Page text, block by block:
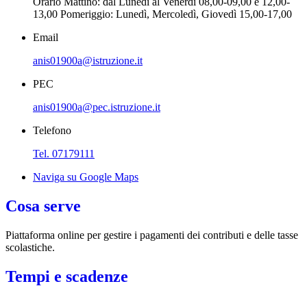
13,00 Pomeriggio: Lunedì, Mercoledì, Giovedì 15,00-17,00
Email
anis01900a@istruzione.it
PEC
anis01900a@pec.istruzione.it
Telefono
Tel. 07179111
Naviga su Google Maps
Cosa serve
Piattaforma online per gestire i pagamenti dei contributi e delle tasse
scolastiche.
Tempi e scadenze